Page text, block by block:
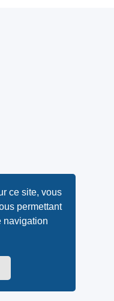
ce site, vous
permettant
navigation